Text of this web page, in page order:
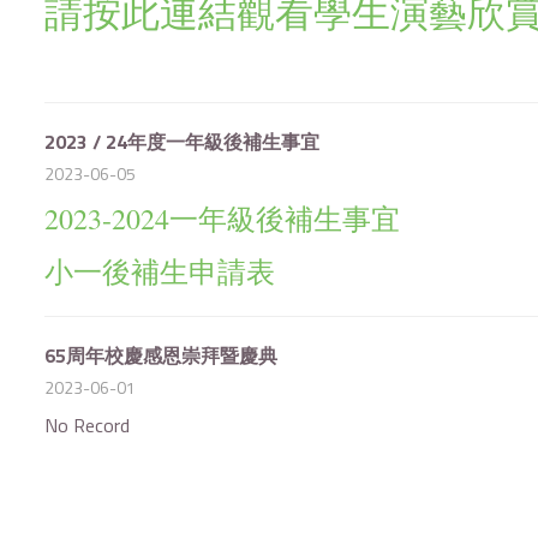
請按此連結觀看學生演藝欣
2023 / 24年度一年級後補生事宜
2023-06-05
2023-2024一年級後補生事宜
小一後補生申請表
65周年校慶感恩崇拜暨慶典
2023-06-01
No Record